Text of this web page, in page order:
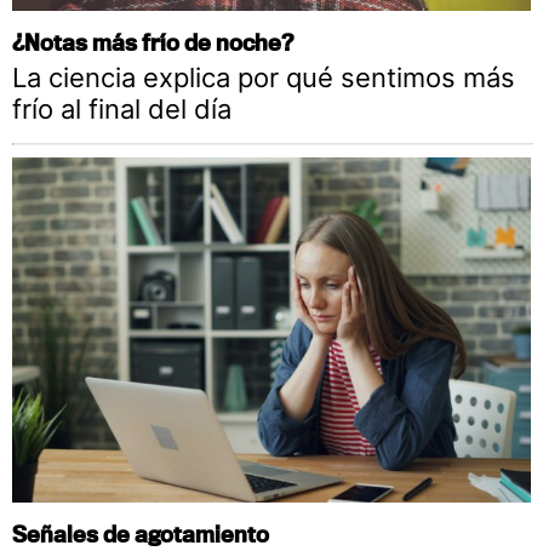
¿Notas más frío de noche?
La ciencia explica por qué sentimos más
frío al final del día
Señales de agotamiento